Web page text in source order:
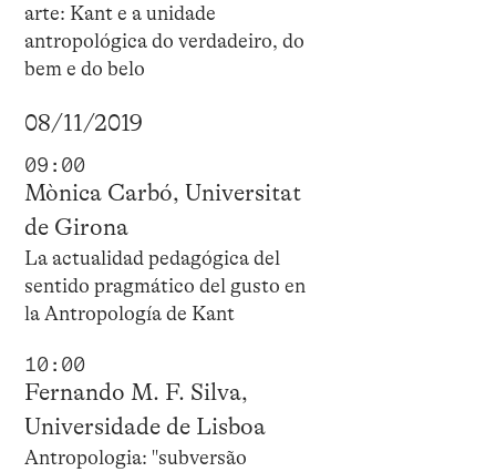
arte: Kant e a unidade
antropológica do verdadeiro, do
bem e do belo
08/11/2019
09:00
Mònica Carbó, Universitat
de Girona
La actualidad pedagógica del
sentido pragmático del gusto en
la Antropología de Kant
10:00
Fernando M. F. Silva,
Universidade de Lisboa
Antropologia: "subversão